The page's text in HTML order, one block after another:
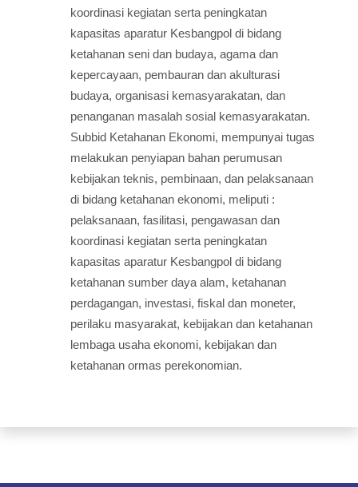
koordinasi kegiatan serta peningkatan
kapasitas aparatur Kesbangpol di bidang
ketahanan seni dan budaya, agama dan
kepercayaan, pembauran dan akulturasi
budaya, organisasi kemasyarakatan, dan
penanganan masalah sosial kemasyarakatan.
Subbid Ketahanan Ekonomi, mempunyai tugas
melakukan penyiapan bahan perumusan
kebijakan teknis, pembinaan, dan pelaksanaan
di bidang ketahanan ekonomi, meliputi :
pelaksanaan, fasilitasi, pengawasan dan
koordinasi kegiatan serta peningkatan
kapasitas aparatur Kesbangpol di bidang
ketahanan sumber daya alam, ketahanan
perdagangan, investasi, fiskal dan moneter,
perilaku masyarakat, kebijakan dan ketahanan
lembaga usaha ekonomi, kebijakan dan
ketahanan ormas perekonomian.